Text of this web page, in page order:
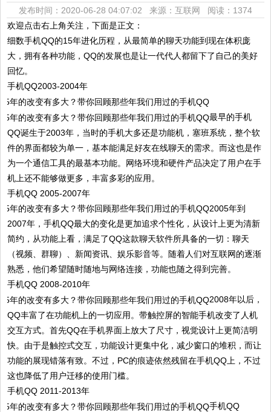
发布时间：2020-06-28 04:07:02 来源：互联网 阅读：1374
欢迎点击右上角关注，下面是正文：
细数手机QQ的15年进化历程，从最简单的聊天功能到现在体积庞
大，拥有各种功能，QQ的发展也是让一代代人都留下了自己的美好
回忆。
手机QQ2003-2004年
​​最早的手机
QQ诞生于2003年，当时的手机大多还是功能机，塞班系统，整个软
件的界面都较为单一，基本能满足好友在线聊天的需求。而这也是作
为一个通信工具的最基本功能。网络环境和硬件产品决定了用户在手
机上还不能够做更多，丰富多彩的应用。
手机QQ 2005-2007年​
​2005年到
2007年，手机QQ最大的变化是更加追求个性化，从设计上更为清新
简约，从功能上看，满足了QQ这款聊天软件所具备的一切：聊天
（视频、群聊）、新闻资讯、娱乐影音等。随着人们对互联网的逐渐
熟悉，他们希望随时随地与网络连接，功能也随之得到完善。
手机QQ 2008-2010年
​2008年以后，
QQ丰富了在功能机上的一切应用。带触控屏的智能手机改变了人机
交互方式。首先QQ在手机界面上放大了尺寸，视觉设计上更简洁明
快。由于是触控式交互，功能设计更集中化，减少窗口的堆积，而让
功能的展现错落有致。不过，PC的痕迹依然残留在手机QQ上，不过
这也降低了用户迁移的使用门槛。
手机QQ 2011-2013年
​​手机QQ